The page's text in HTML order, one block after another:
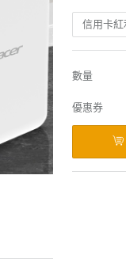
信用卡紅
數量
優惠券